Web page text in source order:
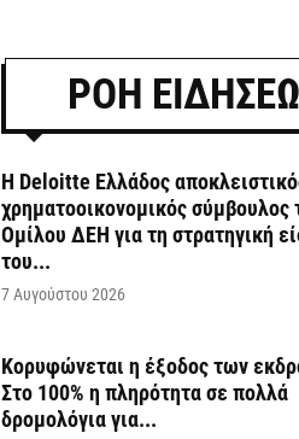
ΡΟΗ
Η Deloitte Ελλάδος
χρηματοοικονομικός σύμβουλος
Ομίλου ΔΕΗ για τη στρατηγική
του...
7 Αυγούστου 2026
Κορυφώνεται η έξοδος των
Στο 100% η πληρότητα σε πολλά
δρομολόγια για...